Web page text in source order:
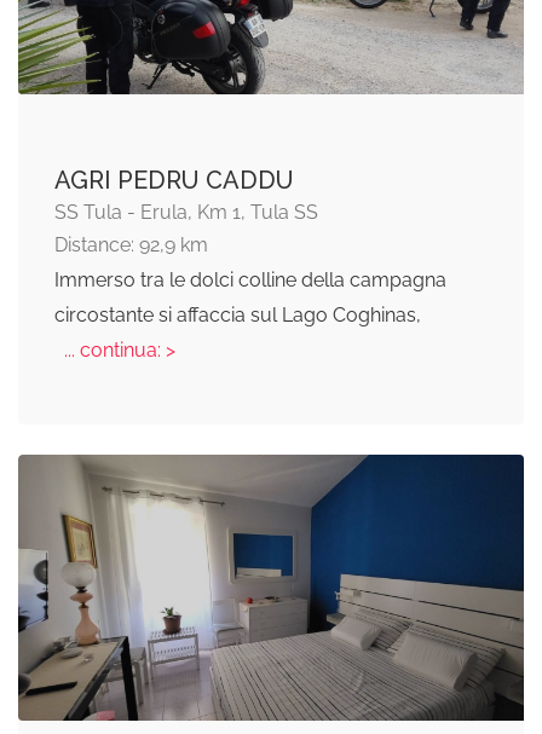
AGRI PEDRU CADDU
SS Tula - Erula, Km 1, Tula SS
Distance: 92,9 km
Immerso tra le dolci colline della campagna
circostante si affaccia sul Lago Coghinas,
... continua: >